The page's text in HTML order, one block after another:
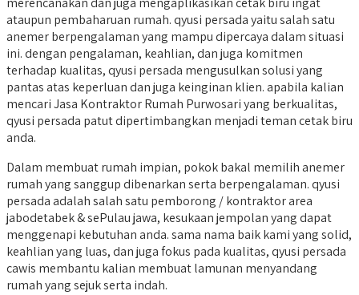
ataupun pembaharuan rumah. qyusi persada yaitu salah satu
anemer berpengalaman yang mampu dipercaya dalam situasi
ini. dengan pengalaman, keahlian, dan juga komitmen
terhadap kualitas, qyusi persada mengusulkan solusi yang
pantas atas keperluan dan juga keinginan klien. apabila kalian
mencari Jasa Kontraktor Rumah Purwosari yang berkualitas,
qyusi persada patut dipertimbangkan menjadi teman cetak biru
anda.
Dalam membuat rumah impian, pokok bakal memilih anemer
rumah yang sanggup dibenarkan serta berpengalaman. qyusi
persada adalah salah satu pemborong / kontraktor area
jabodetabek & sePulau jawa, kesukaan jempolan yang dapat
menggenapi kebutuhan anda. sama nama baik kami yang solid,
keahlian yang luas, dan juga fokus pada kualitas, qyusi persada
cawis membantu kalian membuat lamunan menyandang
rumah yang sejuk serta indah.